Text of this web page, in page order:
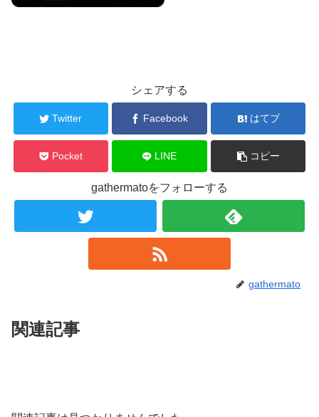
シェアする
Twitter Facebook はてブ
Pocket LINE コピー
gathermatoをフォローする
gathermato
関連記事